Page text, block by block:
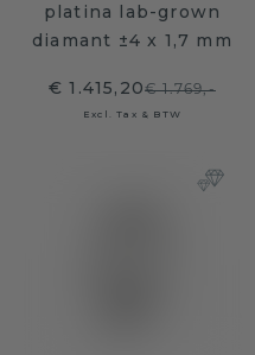
platina lab-grown
diamant ±4 x 1,7 mm
€ 1.415,20€ 1.769,-
Excl. Tax & BTW